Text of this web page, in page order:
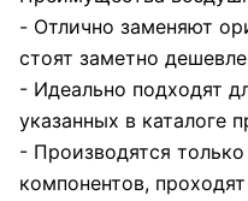
- Отлично заменяют
стоят заметно дешевле
- Идеально подходят
указанных в каталоге
- Производятся
компонентов,